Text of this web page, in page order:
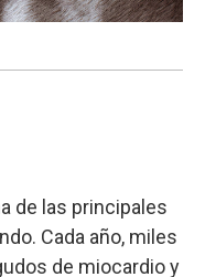
de las principales
Cada año, miles
de miocardio y